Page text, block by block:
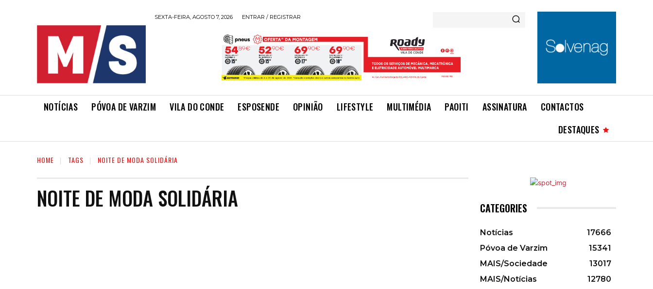
SEXTA-FEIRA, AGOSTO 7, 2026 ENTRAR / REGISTRAR
NOTÍCIAS PÓVOA DE VARZIM VILA DO CONDE ESPOSENDE OPINIÃO LIFESTYLE MULTIMÉDIA PAOITI ASSINATURA
CONTACTOS
DESTAQUES
HOME TAGS NOITE DE MODA SOLIDÁRIA
NOITE DE MODA SOLIDÁRIA CATEGORIES
Notícias
17666
Póvoa de Varzim
15341
MAIS/Sociedade
13017
MAIS/Notícias
12780